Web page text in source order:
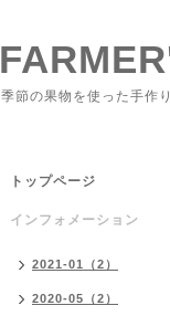
季節の果物を使った手作
トップページ
インフォメーション
2021-01（2）
2020-05（2）